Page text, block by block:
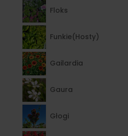
Floks
Funkie(Hosty)
Gailardia
Gaura
Głogi